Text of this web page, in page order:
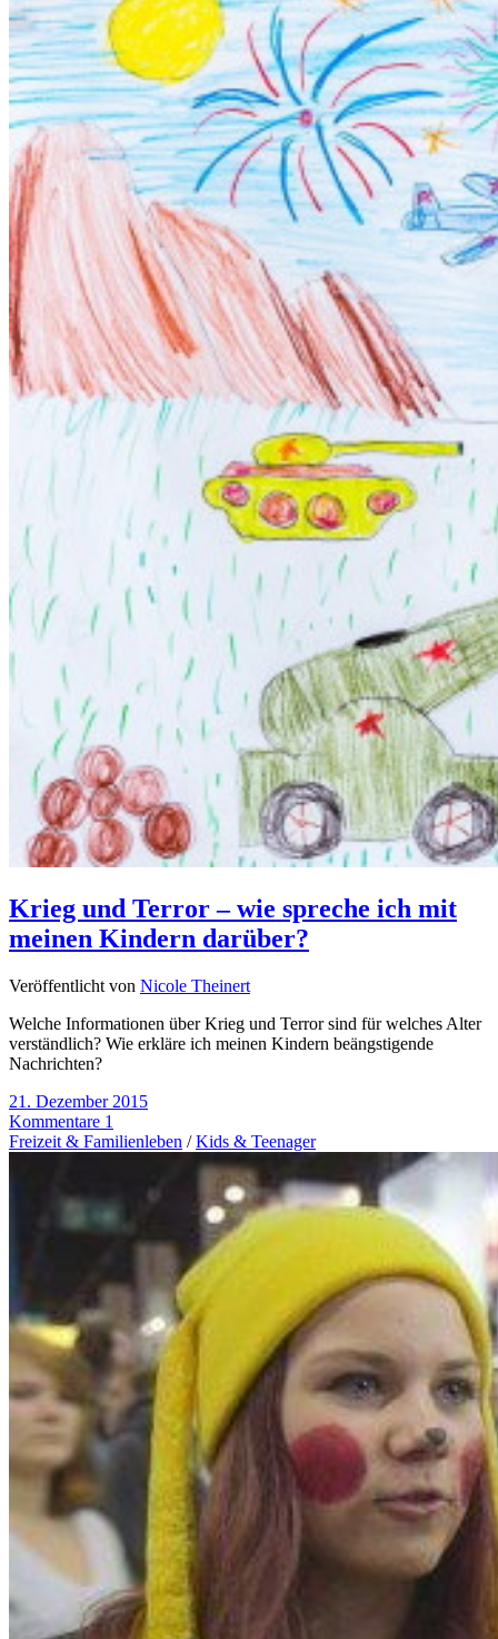
Krieg und Terror – wie spreche ich mit
meinen Kindern darüber?
Veröffentlicht von Nicole Theinert
Welche Informationen über Krieg und Terror sind für welches Alter
verständlich? Wie erkläre ich meinen Kindern beängstigende
Nachrichten?
21. Dezember 2015
Kommentare 1
Freizeit & Familienleben /Kids & Teenager